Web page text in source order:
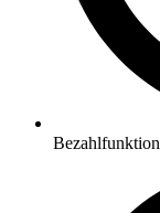
Bezahlfunktion